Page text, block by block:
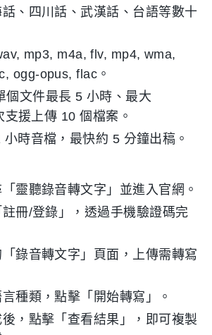
、四川話、武漢話、台語等數十
mp3, m4a, flv, mp4, wma,
ogg-opus, flac。
個文件最長 5 小時、最大
援上傳 10 個檔案。
小時音檔，最快約 5 分鐘出稿。
靈聽錄音轉文字」並進入官網。
冊/登錄」，透過手機驗證碼完
錄音轉文字」頁面，上傳需轉寫
種類，點擊「開始轉寫」。
，點擊「查看結果」，即可複製